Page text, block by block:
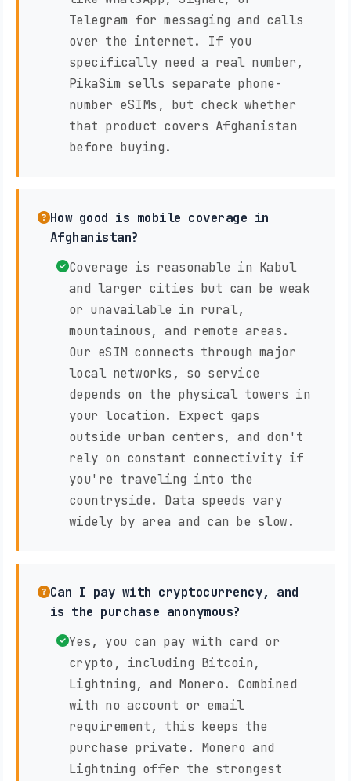
Telegram for messaging and calls
over the internet. If you
specifically need a real number,
PikaSim sells separate phone-
number eSIMs, but check whether
that product covers Afghanistan
before buying.
How good is mobile coverage in
Afghanistan?
Coverage is reasonable in Kabul
and larger cities but can be weak
or unavailable in rural,
mountainous, and remote areas.
Our eSIM connects through major
local networks, so service
depends on the physical towers in
your location. Expect gaps
outside urban centers, and don't
rely on constant connectivity if
you're traveling into the
countryside. Data speeds vary
widely by area and can be slow.
Can I pay with cryptocurrency, and
is the purchase anonymous?
Yes, you can pay with card or
crypto, including Bitcoin,
Lightning, and Monero. Combined
with no account or email
requirement, this keeps the
purchase private. Monero and
Lightning offer the strongest